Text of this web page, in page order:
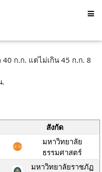
ก.ก. แต่ไม่เกิน 45 ก.ก. 8
.
สังกัด
มหาวิทยาลัย
ธรรมศาสตร์
มหาวิทยาลัยราชภัฏ